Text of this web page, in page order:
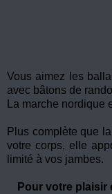
Vous aimez les
avec bâtons de
La marche nordique
Plus complète que
votre corps, elle
limité à vos jambes.
Pour votre plaisir